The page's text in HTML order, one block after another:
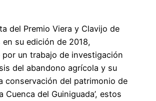
del Premio Viera y Clavijo de
en su edición de 2018,
por un trabajo de investigación
del abandono agrícola y su
conservación del patrimonio de
Cuenca del Guiniguada’, estos